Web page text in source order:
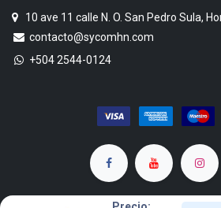
10 ave 11 calle N. O. San Pedro Sula,
contacto@sycomhn.com
+504 2544-0124